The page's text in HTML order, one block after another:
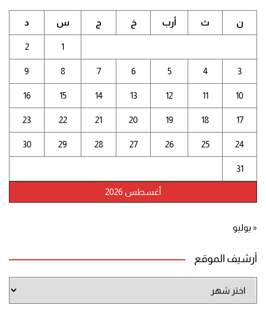
أغسطس 2026
ن ث أرب خ ج س د
1
2
3
4
5
6
7
8
9
10
11
12
13
14
15
16
17
18
19
20
21
22
23
24
25
26
27
28
29
30
31
« يوليو
أرشيف الموقع
الموقع